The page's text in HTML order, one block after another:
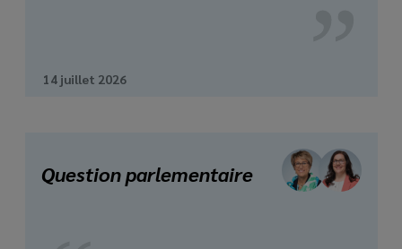
14 juillet 2026
Question parlementaire